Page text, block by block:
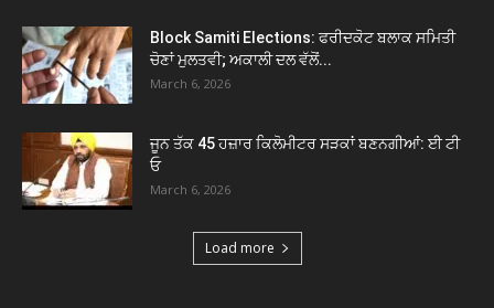
Block Samiti Elections: ਫਰੀਦਕੋਟ ਬਲਾਕ ਸਮਿਤੀ
ਚੋਣਾਂ ਮੁਲਤਵੀ; ਅਕਾਲੀ ਦਲ ਵੱਲੋਂ...
March 6, 2026
ਜੂਨ ਤੱਕ 45 ਹਜ਼ਾਰ ਕਿਲੋਮੀਟਰ ਸੜਕਾਂ ਬਣਨਗੀਆਂ: ਈ ਟੀ
ਓ
March 6, 2026
Load more